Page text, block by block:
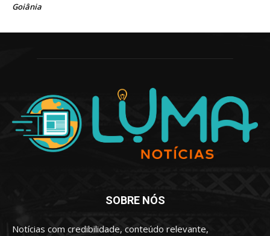
Goiânia
SOBRE NÓS
Notícias com credibilidade, conteúdo relevante,